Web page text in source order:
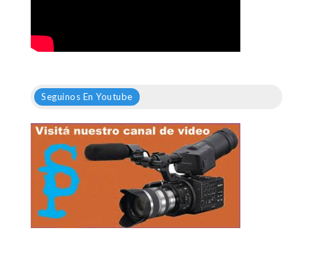
Seguinos En Youtube